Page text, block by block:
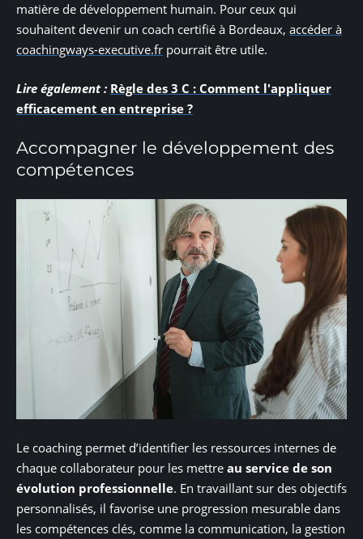
matière de développement humain. Pour ceux qui
souhaitent devenir un coach certifié à Bordeaux, accéder à
coachingways-executive.fr pourrait être utile.
Lire également : Règle des 3 C : Comment l'appliquer
efficacement en entreprise ?
Accompagner le développement des
compétences
Le coaching permet d’identifier les ressources internes de
chaque collaborateur pour les mettre au service de son
évolution professionnelle. En travaillant sur des objectifs
personnalisés, il favorise une progression mesurable dans
les compétences clés, comme la communication, la gestion